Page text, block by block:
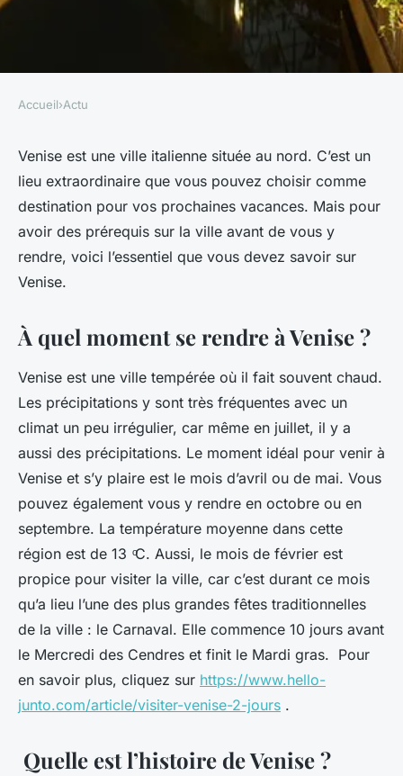
Que faut-il savoir sur la ville
de Venise ?
delphine•5 avril 2023 •2 min de lecture
Accueil›Actu
Venise est une ville italienne située au nord. C’est un
lieu extraordinaire que vous pouvez choisir comme
destination pour vos prochaines vacances. Mais pour
avoir des prérequis sur la ville avant de vous y
rendre, voici l’essentiel que vous devez savoir sur
Venise.
À quel moment se rendre à Venise ?
Venise est une ville tempérée où il fait souvent chaud.
Les précipitations y sont très fréquentes avec un
climat un peu irrégulier, car même en juillet, il y a
aussi des précipitations. Le moment idéal pour venir à
Venise et s’y plaire est le mois d’avril ou de mai. Vous
pouvez également vous y rendre en octobre ou en
septembre. La température moyenne dans cette
région est de 13 ͦC. Aussi, le mois de février est
propice pour visiter la ville, car c’est durant ce mois
qu’a lieu l’une des plus grandes fêtes traditionnelles
de la ville : le Carnaval. Elle commence 10 jours avant
le Mercredi des Cendres et finit le Mardi gras. Pour
en savoir plus, cliquez sur https://www.hello-
junto.com/article/visiter-venise-2-jours .
Quelle est l’histoire de Venise ?